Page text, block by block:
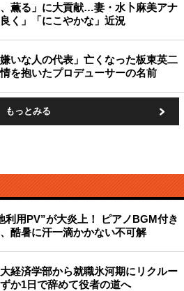
薫る」に大貢献…妻・水卜麻美アナ
く」「にこやかな」近況
嫌いな人の代表」亡くなった板東英二
を抱いたプロデューサーの名前
もっとみる
利用PV”が大炎上！ ピアノBGM付き
酷暑に汗一滴かかない不可解
経済学部から就職氷河期にリクルー
か1日で辞めて役者の道へ